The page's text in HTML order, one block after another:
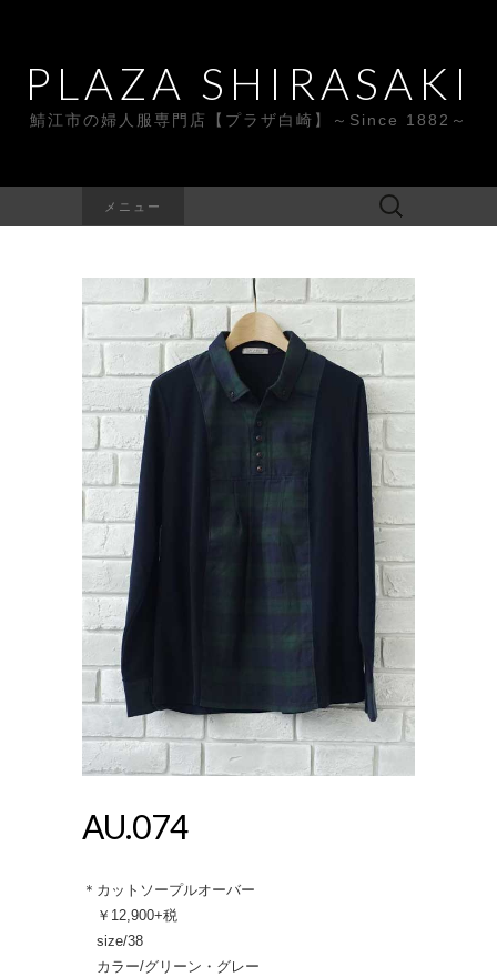
PLAZA SHIRASAKI
鯖江市の婦人服専門店【プラザ白崎】～Since 1882～
メニュー
検
索:
AU.074
＊カットソープルオーバー
￥12,900+税
size/38
カラー/グリーン・グレー